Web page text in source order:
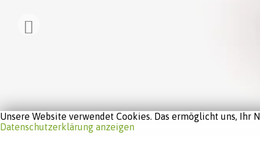
Unsere Website verwendet Cookies. Das ermöglicht uns,
Datenschutzerklärung anzeigen